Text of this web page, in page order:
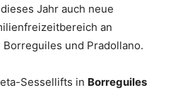
Jahr auch neue
an
und Pradollano.
Sessellifts in Borreguiles